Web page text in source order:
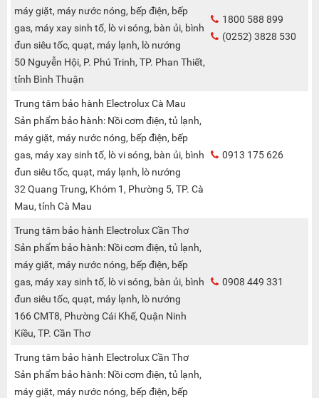
máy giặt, máy nước nóng, bếp điện, bếp
gas, máy xay sinh tố, lò vi sóng, bàn ủi, bình
đun siêu tốc, quạt, máy lạnh, lò nướng
50 Nguyễn Hội, P. Phú Trinh, TP. Phan Thiết,
tỉnh Bình Thuận
1800 588 899
(0252) 3828 530
Trung tâm bảo hành Electrolux Cà Mau
Sản phẩm bảo hành: Nồi cơm điện, tủ lạnh,
máy giặt, máy nước nóng, bếp điện, bếp
gas, máy xay sinh tố, lò vi sóng, bàn ủi, bình
đun siêu tốc, quạt, máy lạnh, lò nướng
32 Quang Trung, Khóm 1, Phường 5, TP. Cà
Mau, tỉnh Cà Mau
0913 175 626
Trung tâm bảo hành Electrolux Cần Thơ
Sản phẩm bảo hành: Nồi cơm điện, tủ lạnh,
máy giặt, máy nước nóng, bếp điện, bếp
gas, máy xay sinh tố, lò vi sóng, bàn ủi, bình
đun siêu tốc, quạt, máy lạnh, lò nướng
166 CMT8, Phường Cái Khế, Quận Ninh
Kiều, TP. Cần Thơ
0908 449 331
Trung tâm bảo hành Electrolux Cần Thơ
Sản phẩm bảo hành: Nồi cơm điện, tủ lạnh,
máy giặt, máy nước nóng, bếp điện, bếp